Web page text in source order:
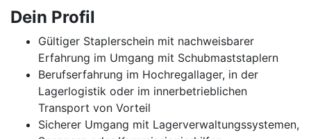
Dein Profil
Gültiger Staplerschein mit nachweisbarer
Erfahrung im Umgang mit Schubmaststaplern
Berufserfahrung im Hochregallager, in der
Lagerlogistik oder im innerbetrieblichen
Transport von Vorteil
Sicherer Umgang mit Lagerverwaltungssystemen,